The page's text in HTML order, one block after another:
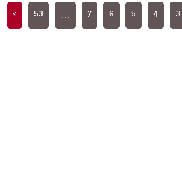
3
4
5
6
7
…
53
>